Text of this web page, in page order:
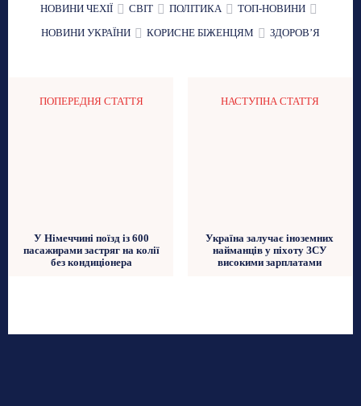
НОВИНИ ЧЕХІЇ СВІТ ПОЛІТИКА
ТОП-НОВИНИ
НОВИНИ УКРАЇНИ
КОРИСНЕ БІЖЕНЦЯМ ЗДОРОВʼЯ
ПОПЕРЕДНЯ СТАТТЯ
У Німеччині поїзд із 600
пасажирами застряг на колії
без кондиціонера
НАСТУПНА СТАТТЯ
Україна залучає іноземних
найманців у піхоту ЗСУ
високими зарплатами